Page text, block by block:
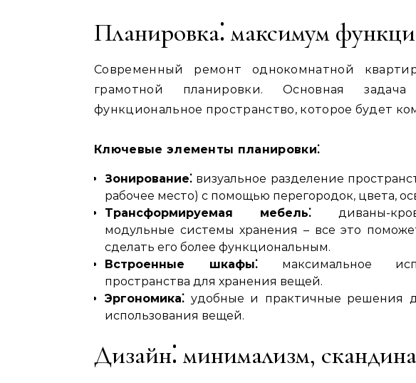
Планировка⁚ максимум
Современный ремонт однокомнатной
грамотной планировки. Основная
функциональное пространство, которое будет
Ключевые элементы планировки⁚
Зонирование⁚ визуальное разделение
рабочее место) с помощью перегородок, цвета,
Трансформируемая мебель⁚ диваны-
модульные системы хранения – все это
сделать его более функциональным.
Встроенные шкафы⁚максимальное
пространства для хранения вещей.
Эргономика⁚ удобные и практичные решения
использования вещей.
Дизайн⁚ минимализм,